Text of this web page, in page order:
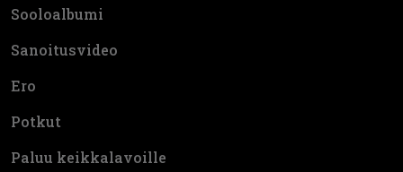
Sooloalbumi
Sanoitusvideo
Ero
Potkut
Paluu keikkalavoille